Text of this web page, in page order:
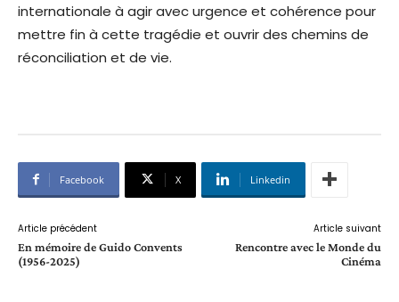
internationale à agir avec urgence et cohérence pour
mettre fin à cette tragédie et ouvrir des chemins de
réconciliation et de vie.
Facebook X Linkedin
Article précédent
En mémoire de Guido Convents
(1956-2025)
Article suivant
Rencontre avec le Monde du
Cinéma